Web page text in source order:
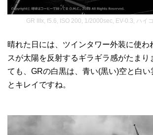
GR IIIx, f5.6, ISO 200, 1/2000sec, EV-0.3, ハイ
晴れた日には、ツインタワー外装に使わ
スが太陽を反射するギラギラ感がたまり
ても、GRの白黒は、青い(黒い)空と白
とキレイですね。